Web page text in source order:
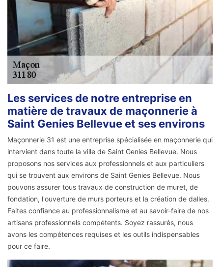
Les services de notre entreprise en
matière de travaux de maçonnerie à
Saint Genies Bellevue et ses environs
Maçonnerie 31 est une entreprise spécialisée en maçonnerie qui
intervient dans toute la ville de Saint Genies Bellevue. Nous
proposons nos services aux professionnels et aux particuliers
qui se trouvent aux environs de Saint Genies Bellevue. Nous
pouvons assurer tous travaux de construction de muret, de
fondation, l'ouverture de murs porteurs et la création de dalles.
Faites confiance au professionnalisme et au savoir-faire de nos
artisans professionnels compétents. Soyez rassurés, nous
avons les compétences requises et les outils indispensables
pour ce faire.